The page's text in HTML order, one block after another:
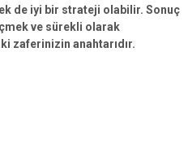
de iyi bir strateji olabilir. Sonuç
ve sürekli olarak
zaferinizin anahtarıdır.